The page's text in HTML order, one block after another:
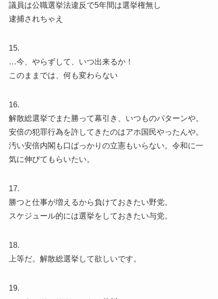
議員は公職選挙法違反で5年間は選挙権無し
逮捕されちゃえ
15.
…今、やらずして、いつ出来るか！
このままでは、何も変わらない
16.
解散総選挙でまた勝って幕引き、いつものパターンや。
安倍の犯罪行為を許してきたのはアホ国民やったんや。
汚い安倍内閣も口ばっかりの立憲もいらない。令和に一
気に伸びてもらいたい。
17.
勝つと仕事が増えるから負けておきたい野党。
スケジュール的には選挙をしておきたい与党。
18.
上等だ。解散総選挙して欲しいです。
19.